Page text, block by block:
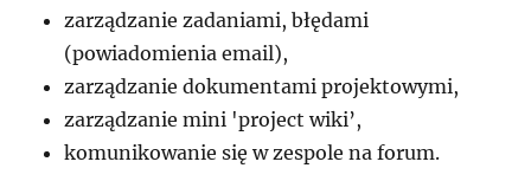
zarządzanie zadaniami, błędami
(powiadomienia email),
zarządzanie dokumentami projektowymi,
zarządzanie mini 'project wiki’,
komunikowanie się w zespole na forum.